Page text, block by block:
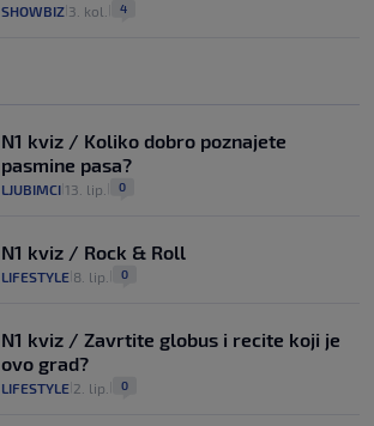
SHOWBIZ 3. kol. 4
N1 kviz / Koliko dobro poznajete
pasmine pasa?
LJUBIMCI 13. lip. 0
N1 kviz / Rock & Roll
LIFESTYLE 8. lip. 0
N1 kviz / Zavrtite globus i recite koji je
ovo grad?
LIFESTYLE 2. lip. 0